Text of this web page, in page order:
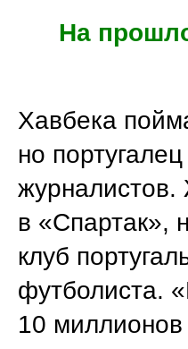
На
Хавбека
но
журналистов.
в «Спартак»,
клуб
футболиста.
10 миллионов